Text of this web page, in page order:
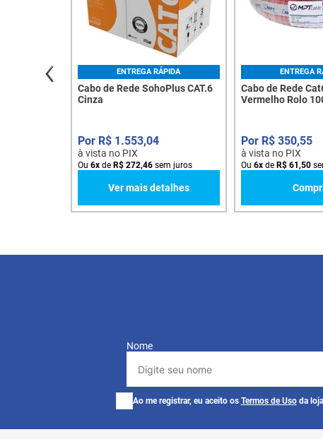
ENTREGA RÁPIDA
Cabo de Rede SohoPlus CAT.6
Cinza
R$ 1.553,04
à vista no PIX
Ou 6x de R$ 272,46 sem juros
Ver mais detalhes
ENTREGA
Cabo de Rede
Vermelho Rolo
R$ 350,55
à vista no PIX
Ou 6xde R$ 61,50
Nome
Ao me registrar, eu aceito os Termos de Uso da